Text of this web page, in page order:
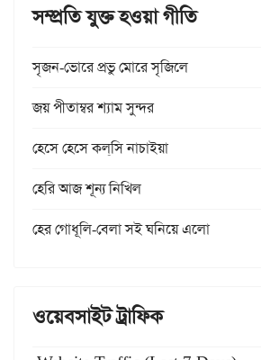
সম্প্রতি যুক্ত হওয়া গীতি
সৃজন-ভোরে প্রভু মোরে সৃজিলে
জয় পীতাম্বর শ্যাম সুন্দর
হেসে হেসে কল্‌সি নাচাইয়া
হেরি আজ শূন্য নিখিল
হের গোধূলি-বেলা সই ঘনিয়ে এলো
ওয়েবসাইট ট্রাফিক